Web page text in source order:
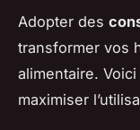
Adopter des
transformer vos
alimentaire.
maximiser